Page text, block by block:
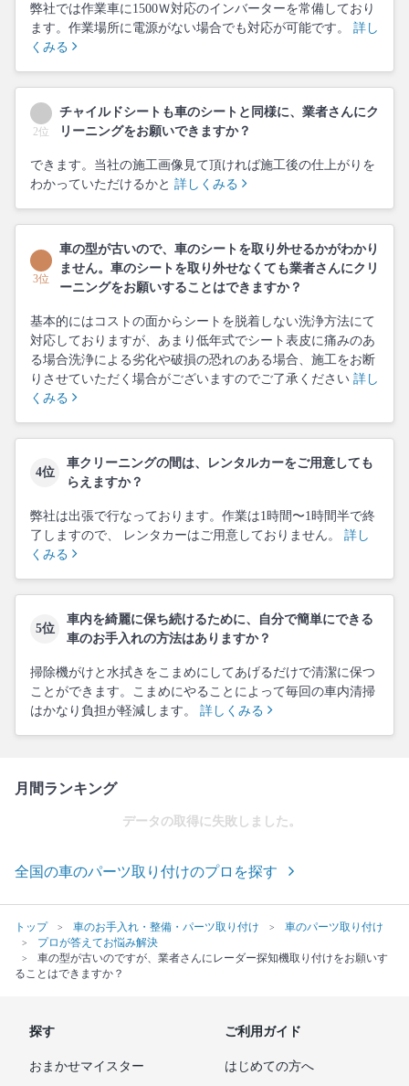
弊社では作業車に1500Ｗ対応のインバーターを常備しており
ます。作業場所に電源がない場合でも対応が可能です。 詳し
くみる
2位
チャイルドシートも車のシートと同様に、業者さんにク
リーニングをお願いできますか？
できます。当社の施工画像見て頂ければ施工後の仕上がりを
わかっていただけるかと 詳しくみる
3位
車の型が古いので、車のシートを取り外せるかがわかり
ません。車のシートを取り外せなくても業者さんにクリ
ーニングをお願いすることはできますか？
基本的にはコストの面からシートを脱着しない洗浄方法にて
対応しておりますが、あまり低年式でシート表皮に痛みのあ
る場合洗浄による劣化や破損の恐れのある場合、施工をお断
りさせていただく場合がございますのでご了承ください 詳し
くみる
4位
車クリーニングの間は、レンタルカーをご用意しても
らえますか？
弊社は出張で行なっております。作業は1時間〜1時間半で終
了しますので、 レンタカーはご用意しておりません。 詳し
くみる
5位
車内を綺麗に保ち続けるために、自分で簡単にできる
車のお手入れの方法はありますか？
掃除機がけと水拭きをこまめにしてあげるだけで清潔に保つ
ことができます。こまめにやることによって毎回の車内清掃
はかなり負担が軽減します。 詳しくみる
月間ランキング
データの取得に失敗しました。
全国の車のパーツ取り付けのプロを探す
トップ 車のお手入れ・整備・パーツ取り付け
車のパーツ取り付け
プロが答えてお悩み解決
車の型が古いのですが、業者さんにレーダー探知機取り付けをお願いす
ることはできますか？
探す
おまかせマイスター
ご利用ガイド
はじめての方へ